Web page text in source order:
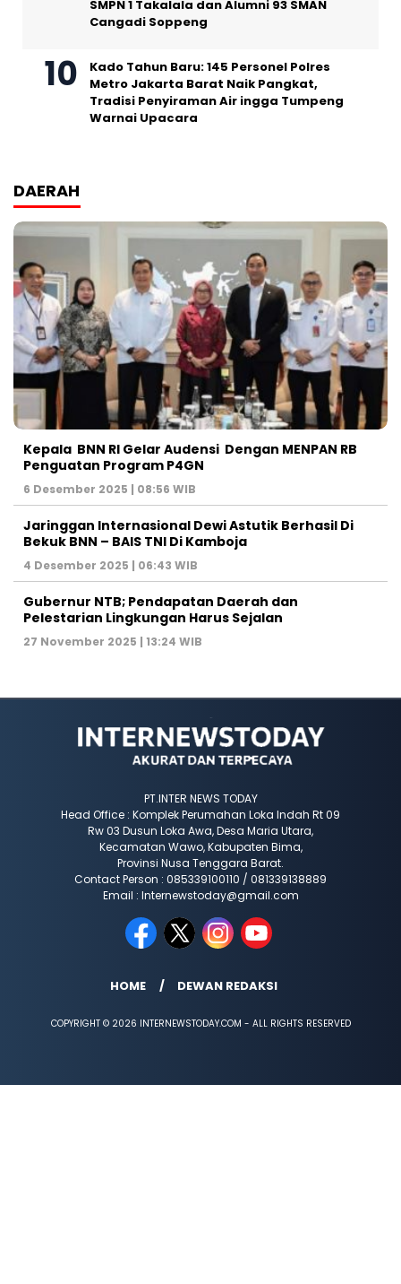
SMPN 1 Takalala dan Alumni 93 SMAN
Cangadi Soppeng
Kado Tahun Baru: 145 Personel Polres
Metro Jakarta Barat Naik Pangkat,
Tradisi Penyiraman Air ingga Tumpeng
Warnai Upacara
DAERAH
Kepala BNN RI Gelar Audensi Dengan MENPAN RB
Penguatan Program P4GN
6 Desember 2025 | 08:56 WIB
Jaringgan Internasional Dewi Astutik Berhasil Di
Bekuk BNN – BAIS TNI Di Kamboja
4 Desember 2025 | 06:43 WIB
Gubernur NTB; Pendapatan Daerah dan
Pelestarian Lingkungan Harus Sejalan
27 November 2025 | 13:24 WIB
PT.INTER NEWS TODAY
Head Office : Komplek Perumahan Loka Indah Rt 09
Rw 03 Dusun Loka Awa, Desa Maria Utara,
Kecamatan Wawo, Kabupaten Bima,
Provinsi Nusa Tenggara Barat.
Contact Person : 085339100110 / 081339138889
Email : Internewstoday@gmail.com
HOME DEWAN REDAKSI
COPYRIGHT © 2026 INTERNEWSTODAY.COM - ALL RIGHTS RESERVED